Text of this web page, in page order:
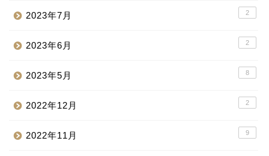
2023年7月 2
2023年6月 2
2023年5月 8
2022年12月 2
2022年11月 9